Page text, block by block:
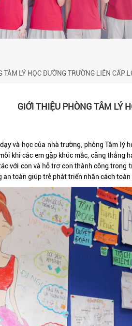
TÂM LÝ HỌC ĐƯỜNG TRƯỜNG LIÊN CẤP
GIỚI THIỆU PHÒNG TÂM LÝ
và học của nhà trường, phòng Tâm lý
khi các em gặp khúc mắc, căng
với con và hỗ trợ con thành công
toàn giúp trẻ phát triển nhân cách